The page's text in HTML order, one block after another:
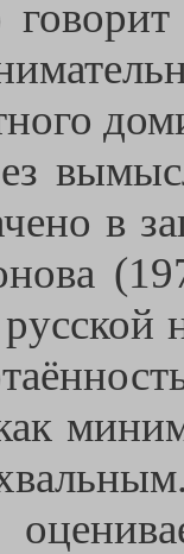
в